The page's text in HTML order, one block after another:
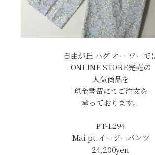
自由が丘 ハグ オー ワーで
ONLINE STORE完売の
人気商品を
現金書留にてご注文を
承っております。
PT-L294
Mai pt.イージーパンツ
24,200yen